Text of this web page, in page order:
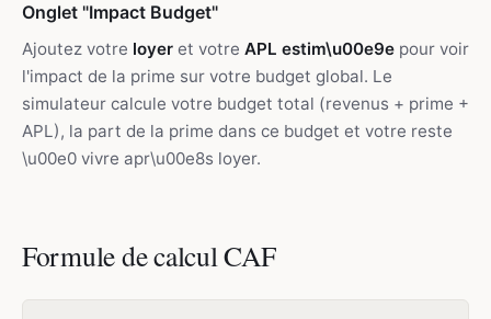
Onglet "Impact Budget"
Ajoutez votre loyer et votre APL estim\u00e9e pour voir
l'impact de la prime sur votre budget global. Le
simulateur calcule votre budget total (revenus + prime +
APL), la part de la prime dans ce budget et votre reste
\u00e0 vivre apr\u00e8s loyer.
Formule de calcul CAF